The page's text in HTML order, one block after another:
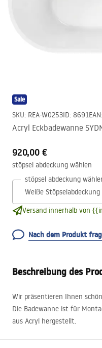
Sale
SKU: REA-W0253ID: 8691EAN:
Acryl Eckbadewanne
920,00 €
stöpsel abdeckung wählen
stöpsel abdeckung
Versand innerhalb von
Nach dem Produkt
Beschreibung des
Wir präsentieren Ihnen
Die Badewanne ist für
aus Acryl hergestellt.